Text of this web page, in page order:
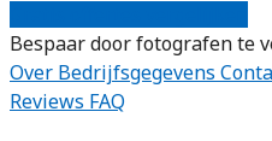
Bespaar door fotografen te
Over Bedrijfsgegevens
Reviews FAQ